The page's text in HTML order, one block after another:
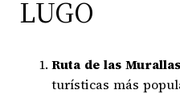
LUGO
Ruta de las Murallas
turísticas más